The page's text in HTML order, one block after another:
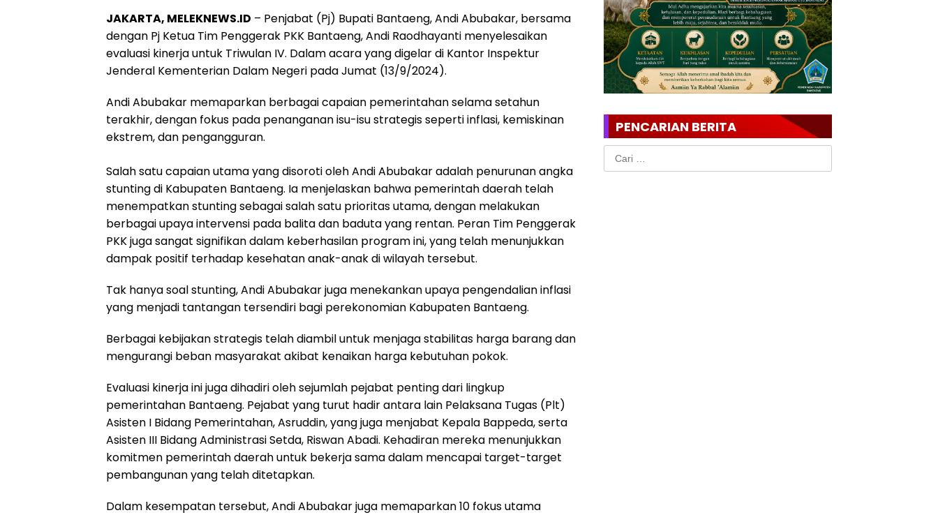
JAKARTA, MELEKNEWS.ID – Penjabat (Pj) Bupati Bantaeng, Andi Abubakar, bersama
dengan Pj Ketua Tim Penggerak PKK Bantaeng, Andi Raodhayanti menyelesaikan
evaluasi kinerja untuk Triwulan IV. Dalam acara yang digelar di Kantor Inspektur
Jenderal Kementerian Dalam Negeri pada Jumat (13/9/2024).
Andi Abubakar memaparkan berbagai capaian pemerintahan selama setahun
terakhir, dengan fokus pada penanganan isu-isu strategis seperti inflasi, kemiskinan
ekstrem, dan pengangguran.
Salah satu capaian utama yang disoroti oleh Andi Abubakar adalah penurunan angka
stunting di Kabupaten Bantaeng. Ia menjelaskan bahwa pemerintah daerah telah
menempatkan stunting sebagai salah satu prioritas utama, dengan melakukan
berbagai upaya intervensi pada balita dan baduta yang rentan. Peran Tim Penggerak
PKK juga sangat signifikan dalam keberhasilan program ini, yang telah menunjukkan
dampak positif terhadap kesehatan anak-anak di wilayah tersebut.
Tak hanya soal stunting, Andi Abubakar juga menekankan upaya pengendalian inflasi
yang menjadi tantangan tersendiri bagi perekonomian Kabupaten Bantaeng.
Berbagai kebijakan strategis telah diambil untuk menjaga stabilitas harga barang dan
mengurangi beban masyarakat akibat kenaikan harga kebutuhan pokok.
Evaluasi kinerja ini juga dihadiri oleh sejumlah pejabat penting dari lingkup
pemerintahan Bantaeng. Pejabat yang turut hadir antara lain Pelaksana Tugas (Plt)
Asisten I Bidang Pemerintahan, Asruddin, yang juga menjabat Kepala Bappeda, serta
Asisten III Bidang Administrasi Setda, Riswan Abadi. Kehadiran mereka menunjukkan
komitmen pemerintah daerah untuk bekerja sama dalam mencapai target-target
pembangunan yang telah ditetapkan.
Dalam kesempatan tersebut, Andi Abubakar juga memaparkan 10 fokus utama
PENCARIAN BERITA
Cari
untuk: